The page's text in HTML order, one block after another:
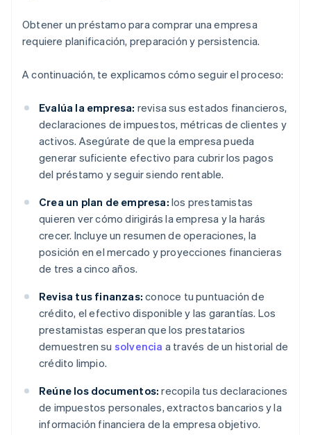
Obtener un préstamo para comprar una empresa
requiere planificación, preparación y persistencia.
A continuación, te explicamos cómo seguir el proceso:
Evalúa la empresa: revisa sus estados financieros,
declaraciones de impuestos, métricas de clientes y
activos. Asegúrate de que la empresa pueda
generar suficiente efectivo para cubrir los pagos
del préstamo y seguir siendo rentable.
Crea un plan de empresa: los prestamistas
quieren ver cómo dirigirás la empresa y la harás
crecer. Incluye un resumen de operaciones, la
posición en el mercado y proyecciones financieras
de tres a cinco años.
Revisa tus finanzas: conoce tu puntuación de
crédito, el efectivo disponible y las garantías. Los
prestamistas esperan que los prestatarios
demuestren su solvencia a través de un historial de
crédito limpio.
Reúne los documentos: recopila tus declaraciones
de impuestos personales, extractos bancarios y la
información financiera de la empresa objetivo.